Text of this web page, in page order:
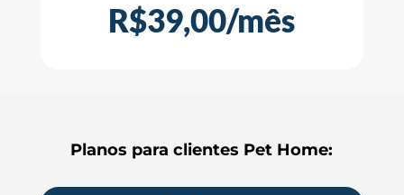
R$39,00/mês
Planos para clientes Pet Home: